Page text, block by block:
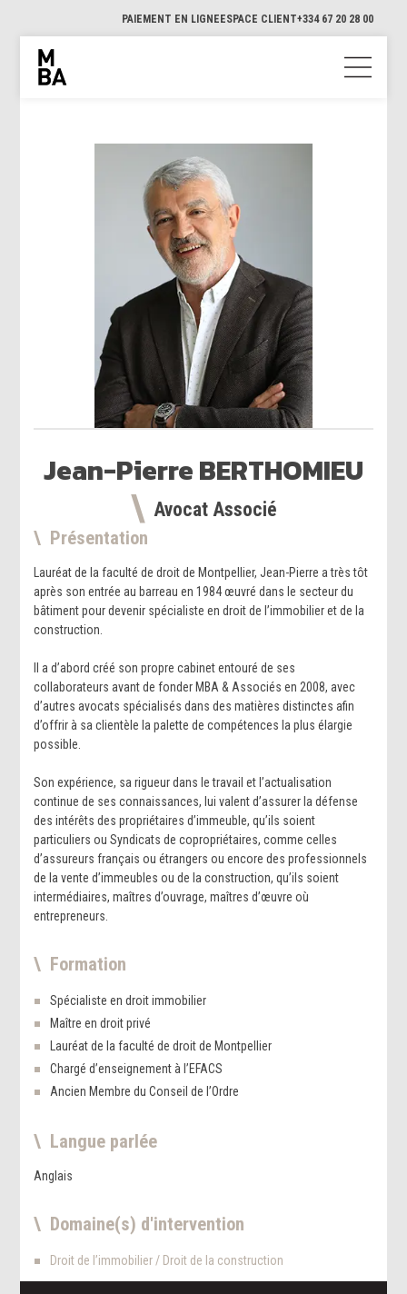
PAIEMENT EN LIGNEESPACE CLIENT+334 67 20 28 00
Jean-PierreBERTHOMIEU
Avocat Associé
Présentation
Lauréat de la faculté de droit de Montpellier, Jean-Pierre a très tôt
après son entrée au barreau en 1984 œuvré dans le secteur du
bâtiment pour devenir spécialiste en droit de l’immobilier et de la
construction.
Il a d’abord créé son propre cabinet entouré de ses
collaborateurs avant de fonder MBA & Associés en 2008, avec
d’autres avocats spécialisés dans des matières distinctes afin
d’offrir à sa clientèle la palette de compétences la plus élargie
possible.
Son expérience, sa rigueur dans le travail et l’actualisation
continue de ses connaissances, lui valent d’assurer la défense
des intérêts des propriétaires d’immeuble, qu’ils soient
particuliers ou Syndicats de copropriétaires, comme celles
d’assureurs français ou étrangers ou encore des professionnels
de la vente d’immeubles ou de la construction, qu’ils soient
intermédiaires, maîtres d’ouvrage, maîtres d’œuvre où
entrepreneurs.
Formation
Spécialiste en droit immobilier
Maître en droit privé
Lauréat de la faculté de droit de Montpellier
Chargé d’enseignement à l’EFACS
Ancien Membre du Conseil de l’Ordre
Langue parlée
Anglais
Domaine(s) d'intervention
Droit de l’immobilier / Droit de la construction